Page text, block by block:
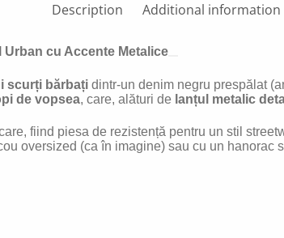
Description Additional information
cu Accente Metalice
scurți bărbațidintr-un denim negru prespălat
de vopsea, care, alături de lanțul metalic
fiind piesa de rezistență pentru un stil
oversized (ca în imagine) sau cu un hanorac